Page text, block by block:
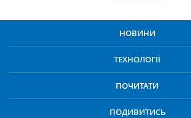
НОВИНИ
ТЕХНОЛОГІЇ
ПОЧИТАТИ
ПОДИВИТИСЬ